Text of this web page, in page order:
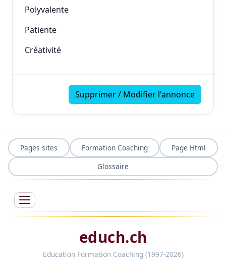
Polyvalente
Patiente
Créativité
Supprimer / Modifier l'annonce
Pages sites Formation Coaching
Page Html
Glossaire
educh.ch
Education Formation Coaching (1997-2026)